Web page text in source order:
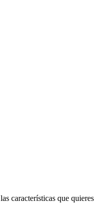
características que quieres